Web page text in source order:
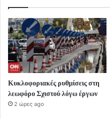
Κυκλοφοριακές ρυθμίσεις στη
λεωφόρο Σχιστού λόγω έργων
2 ώρες ago